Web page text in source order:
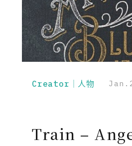
Creator｜人物
Train –